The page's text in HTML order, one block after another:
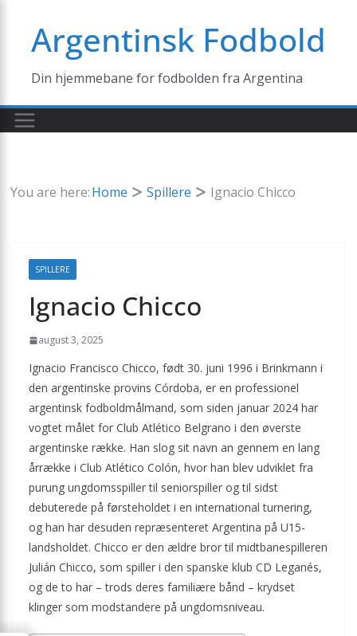
contentArgentinsk Fodbold
Din hjemmebane for fodbolden fra Argentina
You are here:Home Spillere Ignacio Chicco
SPILLERE
Ignacio Chicco
august 3, 2025
Ignacio Francisco Chicco, født 30. juni 1996 i Brinkmann i
den argentinske provins Córdoba, er en professionel
argentinsk fodboldmålmand, som siden januar 2024 har
vogtet målet for Club Atlético Belgrano i den øverste
argentinske række. Han slog sit navn an gennem en lang
årrække i Club Atlético Colón, hvor han blev udviklet fra
purung ungdomsspiller til seniorspiller og til sidst
debuterede på førsteholdet i en international turnering,
og han har desuden repræsenteret Argentina på U15-
landsholdet. Chicco er den ældre bror til midtbanespilleren
Julián Chicco, som spiller i den spanske klub CD Leganés,
og de to har – trods deres familiære bånd – krydset
klinger som modstandere på ungdomsniveau.